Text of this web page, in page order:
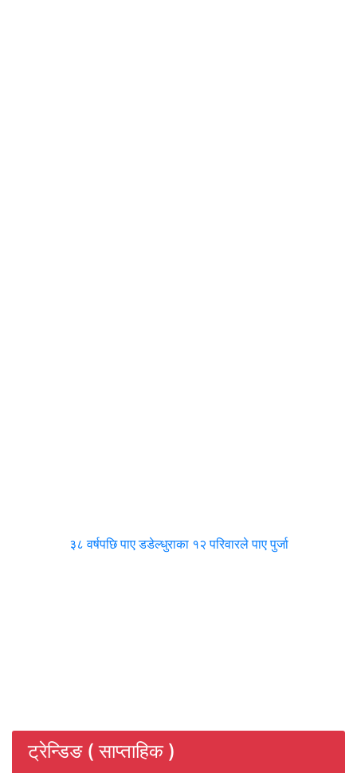
३८ वर्षपछि पाए डडेल्धुराका १२ परिवारले पाए पुर्जा
ट्रेन्डिङ ( साप्ताहिक )